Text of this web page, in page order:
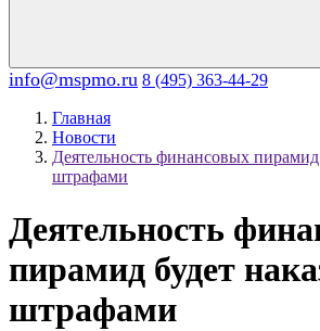
info@mspmo.ru 8 (495) 363-44-29
Главная
Новости
Деятельность финансовых пирамид
штрафами
Деятельность
пирамид будет
штрафами